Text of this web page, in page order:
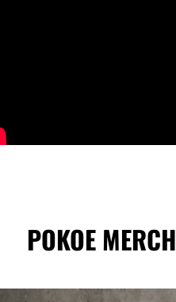
POKOE MERCH